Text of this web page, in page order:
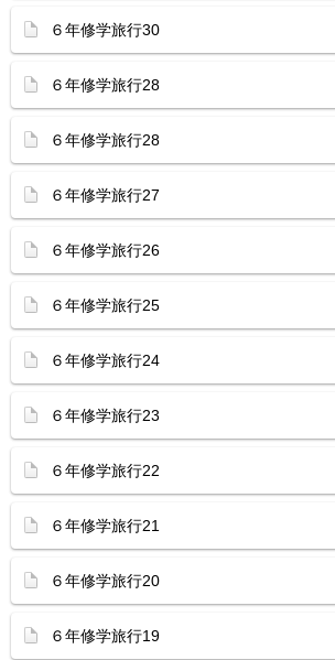
６年修学旅行30
６年修学旅行28
６年修学旅行28
６年修学旅行27
６年修学旅行26
６年修学旅行25
６年修学旅行24
６年修学旅行23
６年修学旅行22
６年修学旅行21
６年修学旅行20
６年修学旅行19